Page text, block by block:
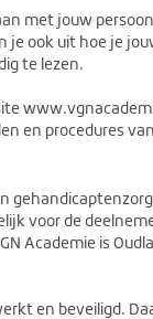
met jouw
je ook uit hoe je
te lezen.
en procedures
voor de
Academie is
en beveiligd.